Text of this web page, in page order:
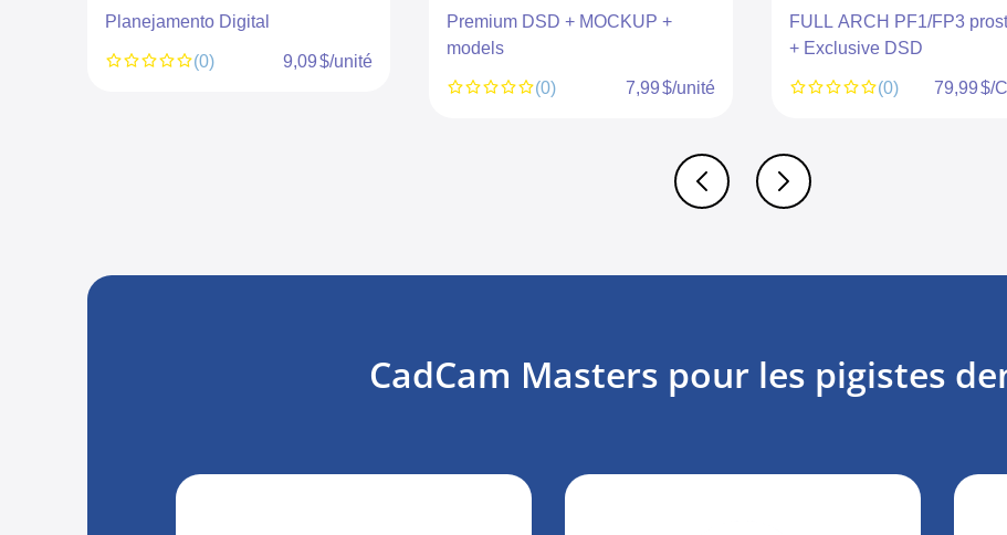
Planejamento Digital
(0)
9,09 $/unité
Premium DSD + MOCKUP +
models
(0)
7,99 $/unité
FULL ARCH PF1/FP3
+ Exclusive DSD
(0)
79,99 $/
CadCam Masters pour les pigistes